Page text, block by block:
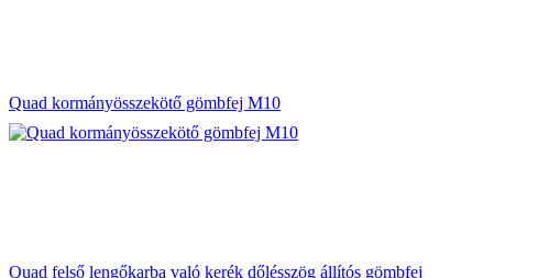
Quad kormányösszekötő gömbfej M10
Quad felső lengőkarba való kerék dőlésszög állítós gömbfej